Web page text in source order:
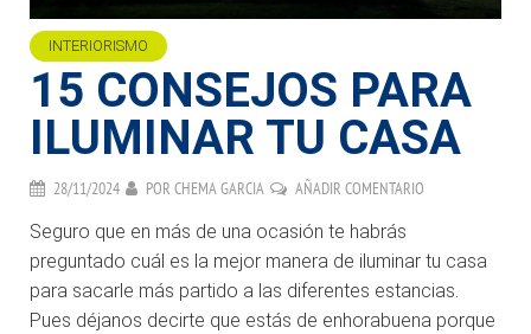
INTERIORISMO
15 CONSEJOS PARA
ILUMINAR TU CASA
28/11/2024 POR CHEMA GARCIA AÑADIR COMENTARIO
Seguro que en más de una ocasión te habrás
preguntado cuál es la mejor manera de iluminar tu casa
para sacarle más partido a las diferentes estancias.
Pues déjanos decirte que estás de enhorabuena porque